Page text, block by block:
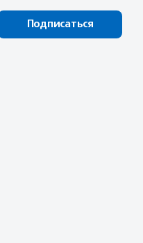
Подписаться